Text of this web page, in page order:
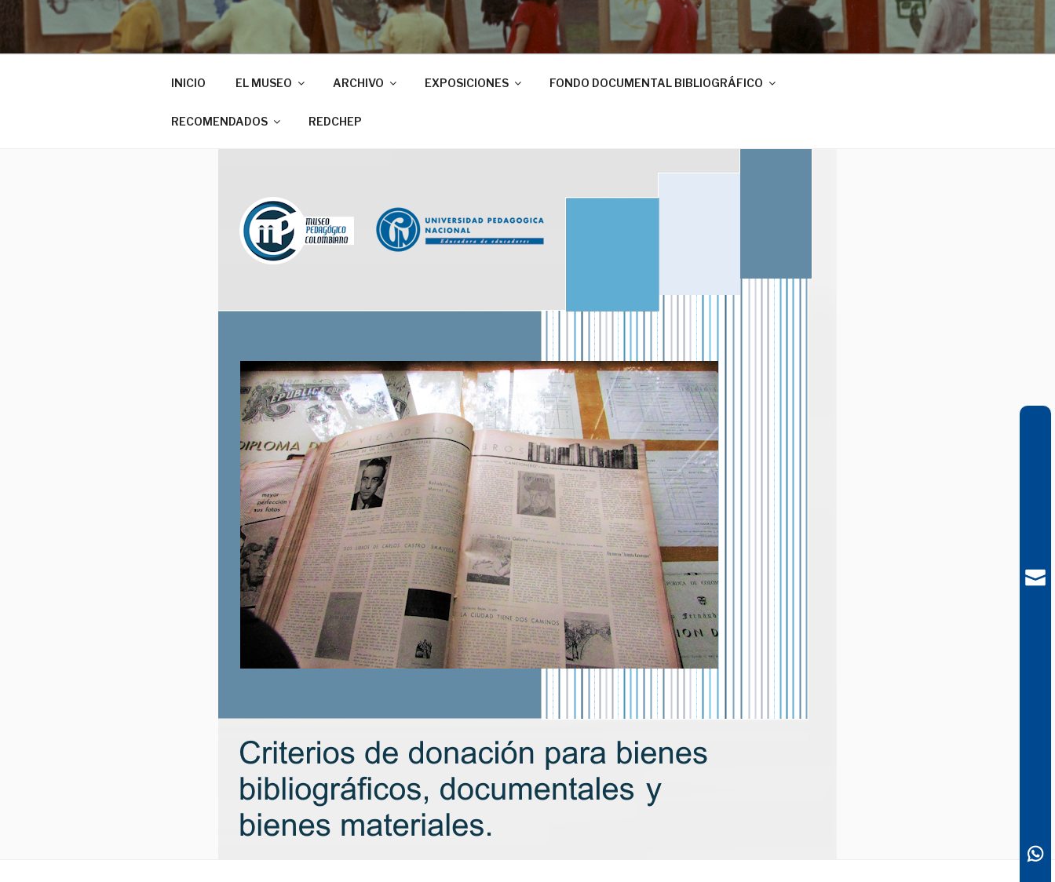
INICIO EL MUSEO ARCHIVO EXPOSICIONES FONDO DOCUMENTAL BIBLIOGRÁFICO
RECOMENDADOS REDCHEP